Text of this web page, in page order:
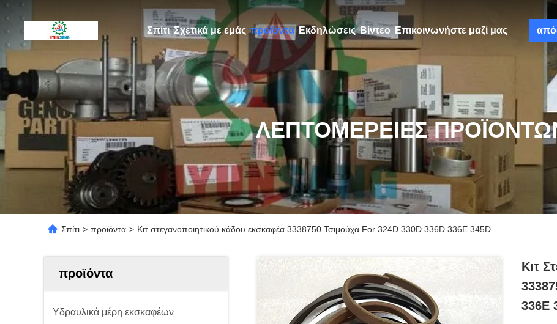
Σπίτι Σχετικά με εμάς προϊόντα Εκδηλώσεις Βίντεο Επικοινωνήστε μαζί μας
ΛΕΠΤΟΜΈΡΕΙΕΣ
Σπίτι > προϊόντα > Κιτ στεγανοποιητικού κάδου εκσκαφέα 3338750 Τσιμούχα For 324D 330D 336D 336E 345D
προϊόντα
Υδραυλικά μέρη εκσκαφέων
Κιτ
336E